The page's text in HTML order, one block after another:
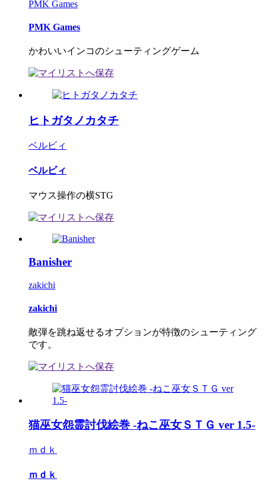
PMK Games
PMK Games
かわいいインコのシューティングゲーム
ヒトガタノカタチ
ベルビィ
ベルビィ
マウス操作の横STG
Banisher
zakichi
zakichi
敵弾を跳ね返せるオプションが特徴のシューティング
です。
猫巫女怨霊討伐絵巻 -ねこ巫女ＳＴＧ ver 1.5-
ｍｄｋ
ｍｄｋ